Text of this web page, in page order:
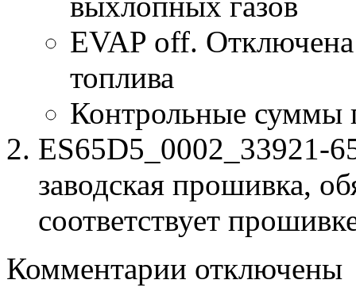
EVAP off. Отключена
топлива
Контрольные суммы
ES65D5_0002_33921-
заводская прошивка,
соответствует
Комментарии записи
отключены